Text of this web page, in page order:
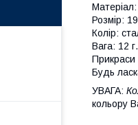
Розмір:
Колір:
Вага: 12 г.
Будь
УВАГА:
кольору